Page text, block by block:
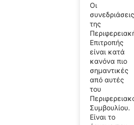
Οι
συνεδριάσεις
της
Επιτροπής
είναι κατά
κανόνα πιο
σημαντικές
από αυτές
του
Συμβουλίου.
Είναι το